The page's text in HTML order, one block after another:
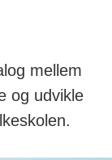
mellem
og udvikle